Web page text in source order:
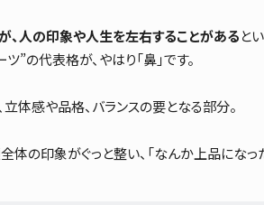
、人の印象や人生を左右することがあると
”の代表格が、やはり「鼻」です。
体感や品格、バランスの要となる部分。
体の印象がぐっと整い、「なんか上品になっ